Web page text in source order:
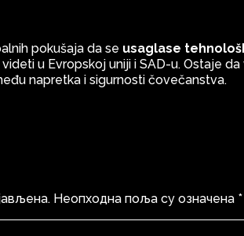
pokušaja da se usaglase
u Evropskoj uniji i SAD-u. Ostaje
napretka i sigurnosti čovečanstva.
Неопходна поља су означена *